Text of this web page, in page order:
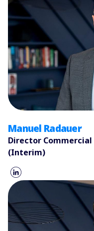
Manuel Radauer​
Director
(Interim)